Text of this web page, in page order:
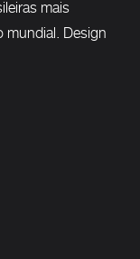
mais
mundial. Design